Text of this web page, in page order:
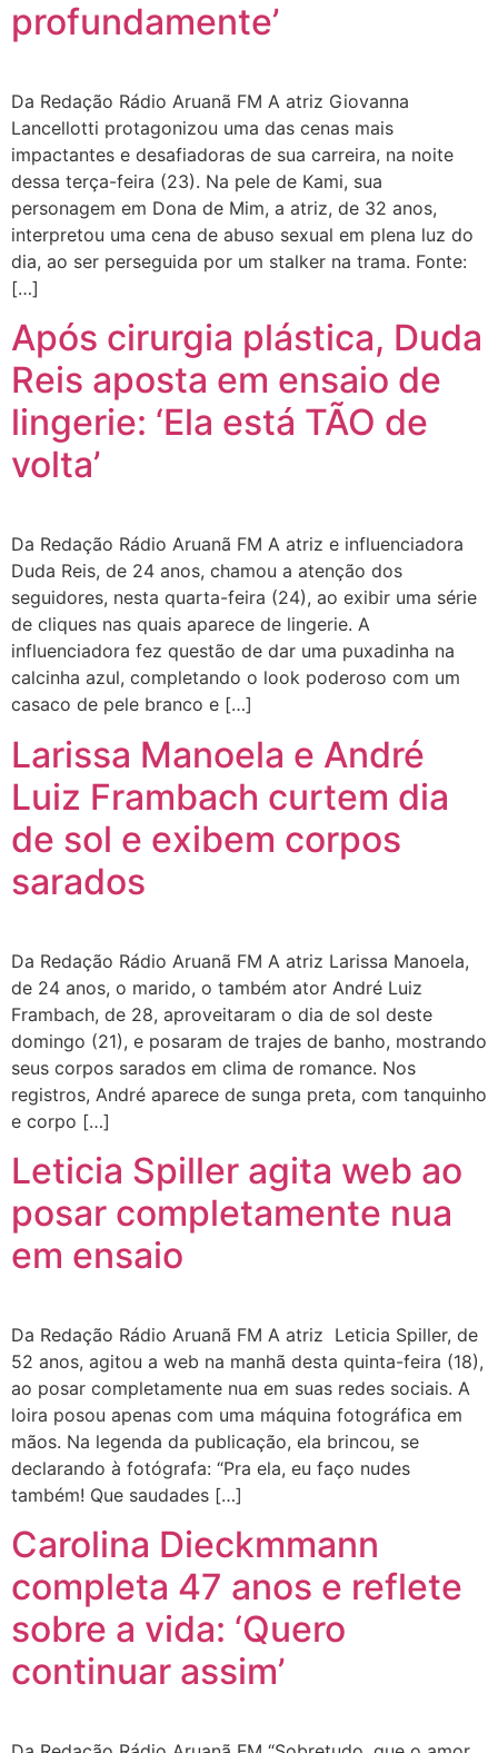
profundamente’
Da Redação Rádio Aruanã FM A atriz Giovanna
Lancellotti protagonizou uma das cenas mais
impactantes e desafiadoras de sua carreira, na noite
dessa terça-feira (23). Na pele de Kami, sua
personagem em Dona de Mim, a atriz, de 32 anos,
interpretou uma cena de abuso sexual em plena luz do
dia, ao ser perseguida por um stalker na trama. Fonte:
[…]
Após cirurgia plástica, Duda
Reis aposta em ensaio de
lingerie: ‘Ela está TÃO de
volta’
Da Redação Rádio Aruanã FM A atriz e influenciadora
Duda Reis, de 24 anos, chamou a atenção dos
seguidores, nesta quarta-feira (24), ao exibir uma série
de cliques nas quais aparece de lingerie. A
influenciadora fez questão de dar uma puxadinha na
calcinha azul, completando o look poderoso com um
casaco de pele branco e […]
Larissa Manoela e André
Luiz Frambach curtem dia
de sol e exibem corpos
sarados
Da Redação Rádio Aruanã FM A atriz Larissa Manoela,
de 24 anos, o marido, o também ator André Luiz
Frambach, de 28, aproveitaram o dia de sol deste
domingo (21), e posaram de trajes de banho, mostrando
seus corpos sarados em clima de romance. Nos
registros, André aparece de sunga preta, com tanquinho
e corpo […]
Leticia Spiller agita web ao
posar completamente nua
em ensaio
Da Redação Rádio Aruanã FM A atriz Leticia Spiller, de
52 anos, agitou a web na manhã desta quinta-feira (18),
ao posar completamente nua em suas redes sociais. A
loira posou apenas com uma máquina fotográfica em
mãos. Na legenda da publicação, ela brincou, se
declarando à fotógrafa: “Pra ela, eu faço nudes
também! Que saudades […]
Carolina Dieckmmann
completa 47 anos e reflete
sobre a vida: ‘Quero
continuar assim’